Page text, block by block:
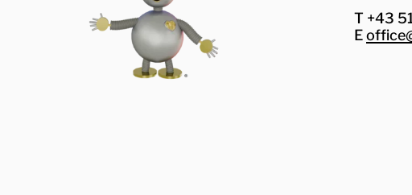
T +43
E